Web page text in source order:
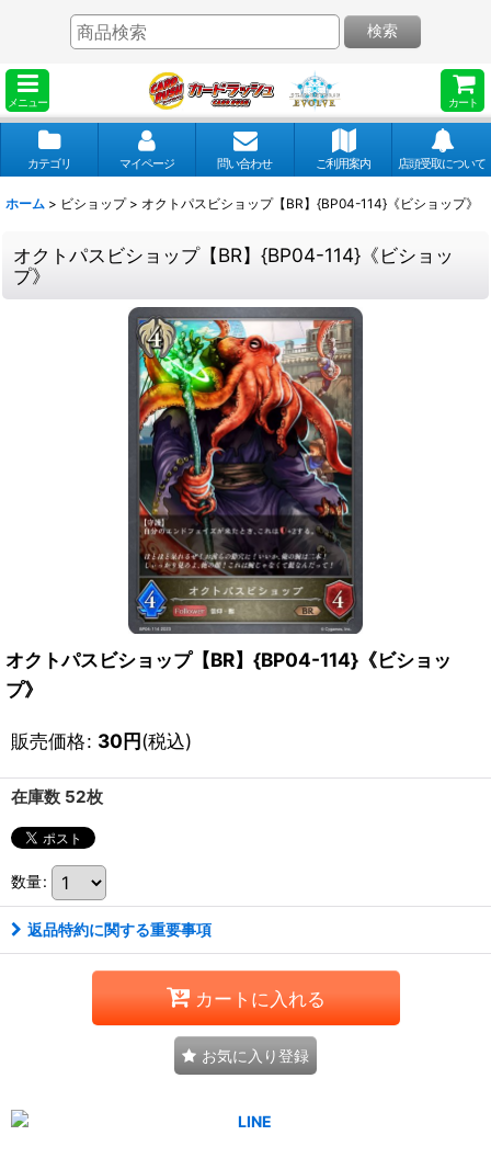
メニュー カート
検索
カテゴリ マイページ 問い合わせ ご利用案内 店頭受取について
ホーム > ビショップ > オクトパスビショップ【BR】{BP04-114}《ビショップ》
オクトパスビショップ【BR】{BP04-114}《ビショッ
プ》
オクトパスビショップ【BR】{BP04-114}《ビショッ
プ》
販売価格: 30円(税込)
在庫数 52枚
数量:
返品特約に関する重要事項
カートに入れる
お気に入り登録